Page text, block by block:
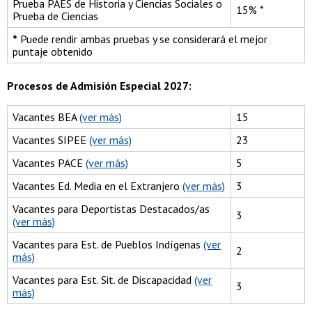
Prueba PAES de Historia y Ciencias Sociales o
Prueba de Ciencias
15% *
* Puede rendir ambas pruebas y se considerará el mejor
puntaje obtenido
Procesos de Admisión Especial 2027:
Vacantes BEA(ver más)
15
Vacantes SIPEE (ver más)
23
Vacantes PACE (ver más)
5
Vacantes Ed. Media en el Extranjero (ver más)
3
Vacantes para Deportistas Destacados/as
(ver más)
3
Vacantes para Est. de Pueblos Indígenas (ver
más)
2
Vacantes para Est. Sit. de Discapacidad (ver
más)
3